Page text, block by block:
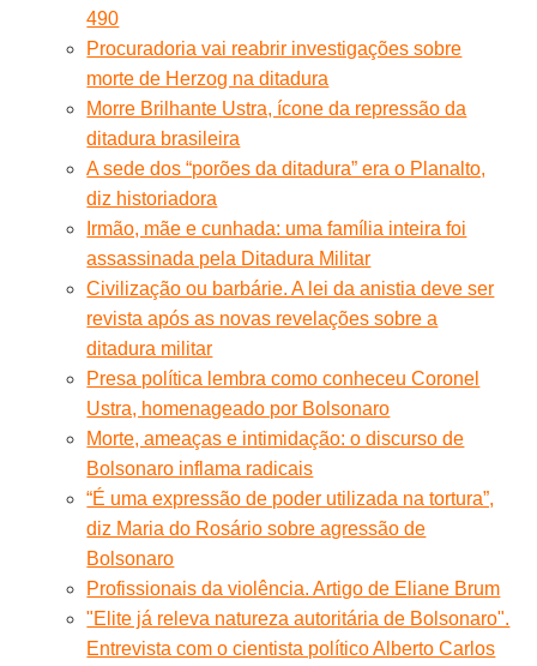
490
Procuradoria vai reabrir investigações sobre
morte de Herzog na ditadura
Morre Brilhante Ustra, ícone da repressão da
ditadura brasileira
A sede dos “porões da ditadura” era o Planalto,
diz historiadora
Irmão, mãe e cunhada: uma família inteira foi
assassinada pela Ditadura Militar
Civilização ou barbárie. A lei da anistia deve ser
revista após as novas revelações sobre a
ditadura militar
Presa política lembra como conheceu Coronel
Ustra, homenageado por Bolsonaro
Morte, ameaças e intimidação: o discurso de
Bolsonaro inflama radicais
“É uma expressão de poder utilizada na tortura”,
diz Maria do Rosário sobre agressão de
Bolsonaro
Profissionais da violência. Artigo de Eliane Brum
"Elite já releva natureza autoritária de Bolsonaro".
Entrevista com o cientista político Alberto Carlos